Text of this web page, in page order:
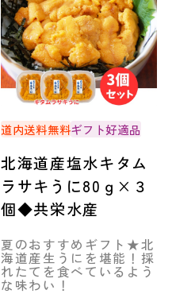
道内送料無料ギフト好適品
北海道産塩水キタム
ラサキうに80ｇ×３
個◆共栄水産
夏のおすすめギフト★北
海道産生うにを堪能！採
れたてを食べているよう
な味わい！